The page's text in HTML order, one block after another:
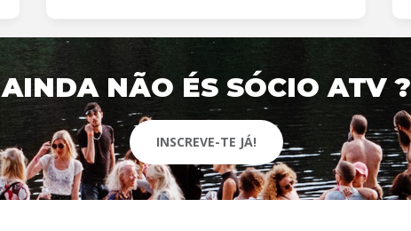
AINDA NÃO ÉS SÓCIO ATV ?
INSCREVE-TE JÁ!